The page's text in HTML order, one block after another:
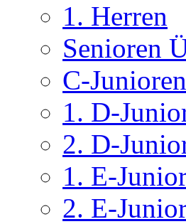
1. Herren
Senioren
C-Junioren
1. D-
2. D-
1. E-
2. E-